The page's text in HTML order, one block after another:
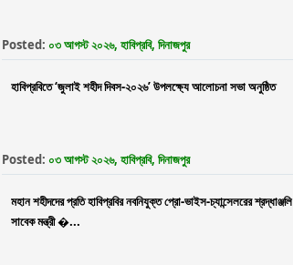
Posted: ০৩ আগস্ট ২০২৬, হাবিপ্রবি, দিনাজপুর
হাবিপ্রবিতে ‘জুলাই শহীদ দিবস-২০২৬’ উপলক্ষ্যে আলোচনা সভা অনুষ্ঠিত
Posted: ০৩ আগস্ট ২০২৬, হাবিপ্রবি, দিনাজপুর
মহান শহীদদের প্রতি হাবিপ্রবির নবনিযুক্ত প্রো-ভাইস-চ্যান্সেলরের শ্রদ্ধাঞ্জলি
সাবেক মন্ত্রী �...